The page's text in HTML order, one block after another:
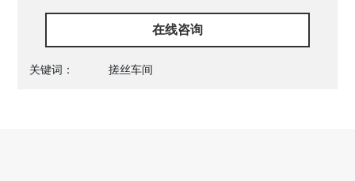
在线咨询
关键词： 搓丝车间